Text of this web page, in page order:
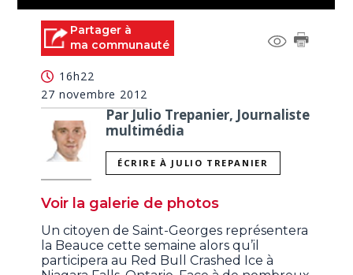
seconds
seconds
Partager à
ma communauté
16h22
27 novembre 2012
Par Julio Trepanier, Journaliste
multimédia
ÉCRIRE À JULIO TREPANIER
Voir la galerie de photos
Un citoyen de Saint-Georges représentera
la Beauce cette semaine alors qu’il
participera au Red Bull Crashed Ice à